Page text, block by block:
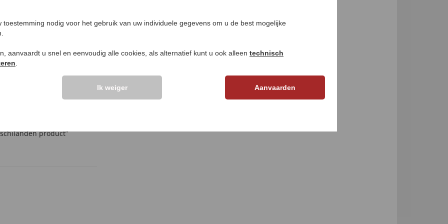
>>
ik heb na u product
belasting dienst dat
product”
Vraag stellen
nodig voor het gebruik van uw individuele gegevens om u de best mogelijke
aanvaardt u snel en eenvoudig alle cookies, als alternatief kunt u ook alleen technisch
Ik weiger Aanvaarden